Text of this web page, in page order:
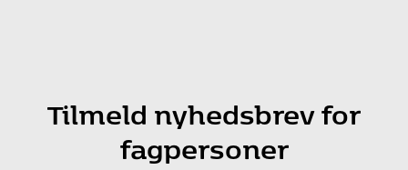
Tilmeld nyhedsbrev for
fagpersoner